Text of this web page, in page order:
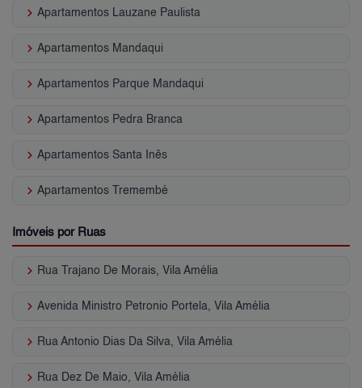
keyboard_arrow_right Apartamentos Lauzane Paulista
keyboard_arrow_right Apartamentos Mandaqui
keyboard_arrow_right Apartamentos Parque Mandaqui
keyboard_arrow_right Apartamentos Pedra Branca
keyboard_arrow_right Apartamentos Santa Inês
keyboard_arrow_right Apartamentos Tremembé
Imóveis por Ruas
keyboard_arrow_right Rua Trajano De Morais, Vila Amélia
keyboard_arrow_right Avenida Ministro Petronio Portela, Vila Amélia
keyboard_arrow_right Rua Antonio Dias Da Silva, Vila Amélia
keyboard_arrow_right Rua Dez De Maio, Vila Amélia